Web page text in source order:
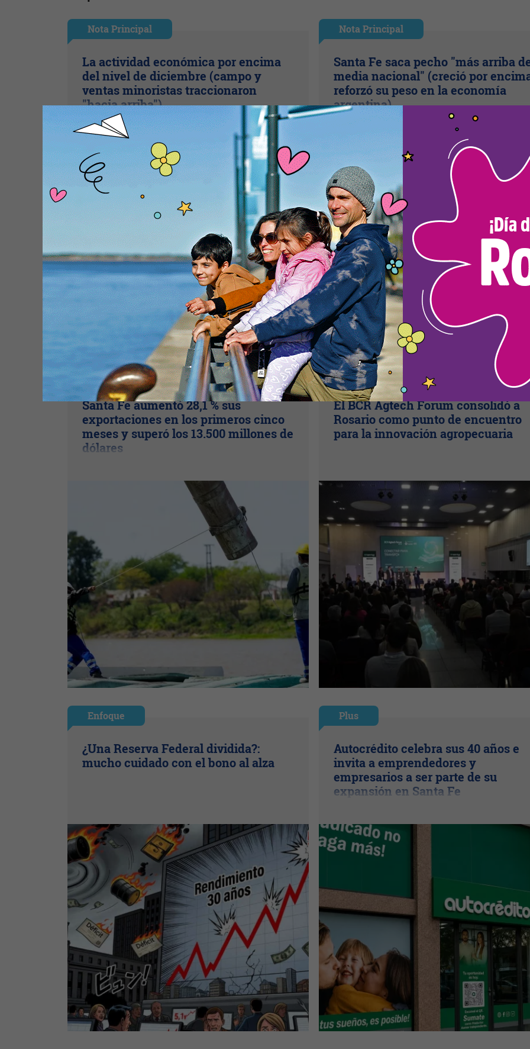
Nota Principal
La actividad económica por encima
del nivel de diciembre (campo y
ventas minoristas traccionaron
"hacia arriba")
Nota Principal
Santa Fe saca pecho "más arriba
media nacional" (creció por
reforzó su peso en la economía
argentina)
Plus
Santa Fe aumentó 28,1 % sus
exportaciones en los primeros cinco
meses y superó los 13.500 millones de
dólares
Nota Principal
El BCR Agtech Forum consolidó a
Rosario como punto de encuentro
para la innovación agropecuaria
Enfoque
¿Una Reserva Federal dividida?:
mucho cuidado con el bono al alza
Plus
Autocrédito celebra sus 40 años e
invita a emprendedores y
empresarios a ser parte de su
expansión en Santa Fe